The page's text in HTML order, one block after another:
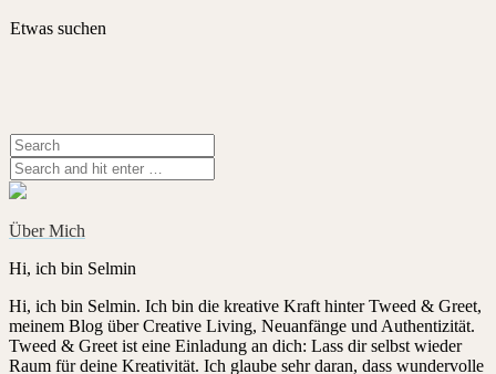
Etwas suchen
Über Mich
Hi, ich bin Selmin
Hi, ich bin Selmin. Ich bin die kreative Kraft hinter Tweed & Greet,
meinem Blog über Creative Living, Neuanfänge und Authentizität.
Tweed & Greet ist eine Einladung an dich: Lass dir selbst wieder
Raum für deine Kreativität. Ich glaube sehr daran, dass wundervolle